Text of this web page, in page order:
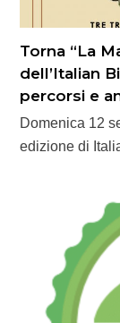
Torna “La
dell’Italian
percorsi e
Domenica 12
edizione di